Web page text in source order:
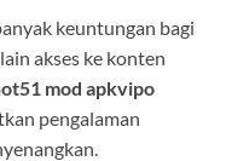
keuntungan bagi
akses ke konten
mod apkvipo
pengalaman